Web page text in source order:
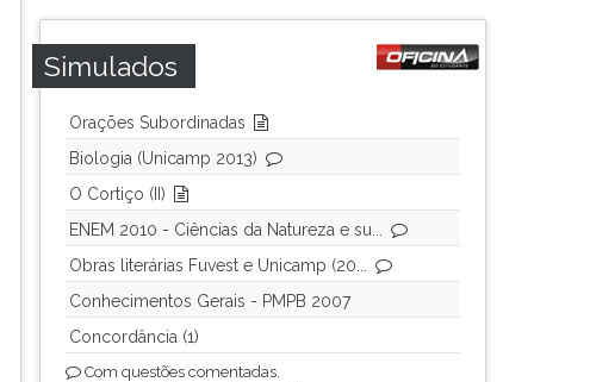
Simulados
Orações Subordinadas
Biologia (Unicamp 2013)
O Cortiço (II)
ENEM 2010 - Ciências da Natureza e su...
Obras literárias Fuvest e Unicamp (20...
Conhecimentos Gerais - PMPB 2007
Concordância (1)
Com questões comentadas.